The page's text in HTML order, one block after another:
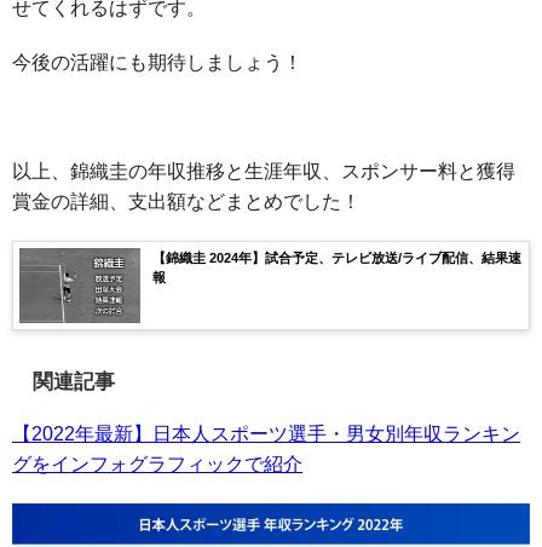
せてくれるはずです。
今後の活躍にも期待しましょう！
以上、錦織圭の年収推移と生涯年収、スポンサー料と獲得
賞金の詳細、支出額などまとめでした！
【錦織圭 2024年】試合予定、テレビ放送/ライブ配信、結果速
報
関連記事
【2022年最新】日本人スポーツ選手・男女別年収ランキン
グをインフォグラフィックで紹介